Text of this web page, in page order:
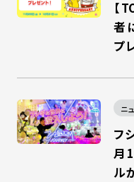
【
者
プ
ニ
フ
月
ル